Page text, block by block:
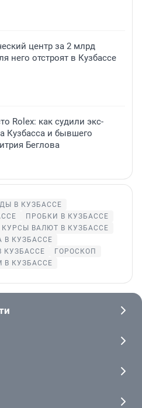
центр за 2 млрд
него отстроят в Кузбассе
Rolex: как судили экс-
Кузбасса и бывшего
Беглова
В КУЗБАССЕ
ПРОБКИ В КУЗБАССЕ
КУРСЫ ВАЛЮТ В КУЗБАССЕ
В КУЗБАССЕ
КУЗБАССЕ
ГОРОСКОП
В КУЗБАССЕ